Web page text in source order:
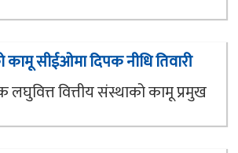
सीईओमा दिपक नीधि तिवारी
लघुवित्त वित्तीय संस्थाको कामू प्रमुख